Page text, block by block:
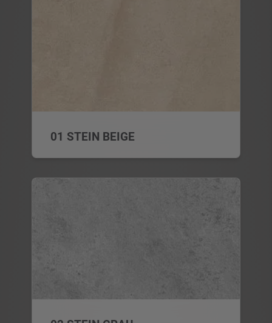
01 STEIN BEIGE